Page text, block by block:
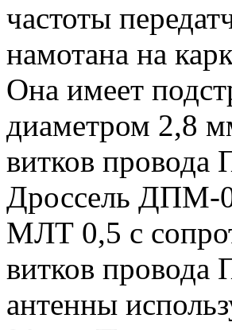
частоты
намотана на
Она имеет
диаметром 2,8
витков провода
Дроссель ДПМ-
МЛТ 0,5 с
витков провода
антенны